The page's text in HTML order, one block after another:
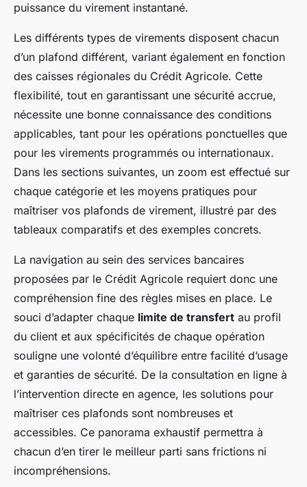
puissance du virement instantané.
Les différents types de virements disposent chacun
d’un plafond différent, variant également en fonction
des caisses régionales du Crédit Agricole. Cette
flexibilité, tout en garantissant une sécurité accrue,
nécessite une bonne connaissance des conditions
applicables, tant pour les opérations ponctuelles que
pour les virements programmés ou internationaux.
Dans les sections suivantes, un zoom est effectué sur
chaque catégorie et les moyens pratiques pour
maîtriser vos plafonds de virement, illustré par des
tableaux comparatifs et des exemples concrets.
La navigation au sein des services bancaires
proposées par le Crédit Agricole requiert donc une
compréhension fine des règles mises en place. Le
souci d’adapter chaque limite de transfert au profil
du client et aux spécificités de chaque opération
souligne une volonté d’équilibre entre facilité d’usage
et garanties de sécurité. De la consultation en ligne à
l’intervention directe en agence, les solutions pour
maîtriser ces plafonds sont nombreuses et
accessibles. Ce panorama exhaustif permettra à
chacun d’en tirer le meilleur parti sans frictions ni
incompréhensions.